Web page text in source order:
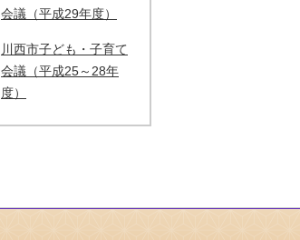
会議（平成29年度）
川西市子ども・子育て
会議（平成25～28年
度）